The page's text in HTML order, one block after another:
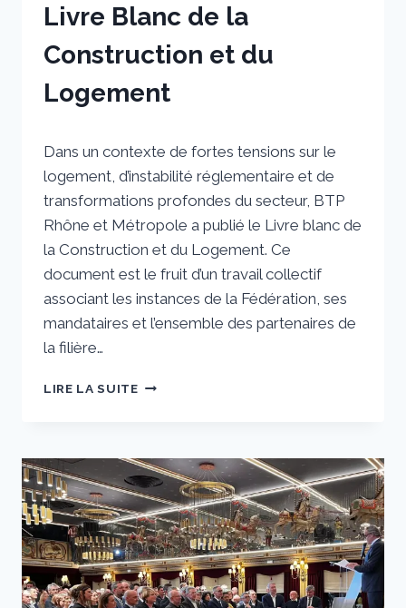
Livre Blanc de la
Construction et du
Logement
sstradiotto
Dans un contexte de fortes tensions sur le
logement, d’instabilité réglementaire et de
transformations profondes du secteur, BTP
Rhône et Métropole a publié le Livre blanc de
la Construction et du Logement. Ce
document est le fruit d’un travail collectif
associant les instances de la Fédération, ses
mandataires et l’ensemble des partenaires de
la filière…
LIRE LA SUITELIVRE
CONSTRUCTION
ET
DU
LOGEMENT